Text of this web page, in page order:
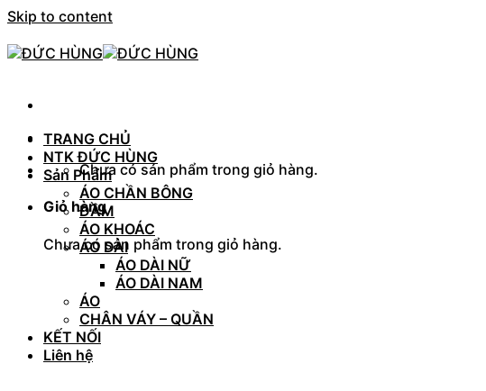
Skip to content
Chưa có sản phẩm trong giỏ hàng.
Giỏ hàng
Chưa có sản phẩm trong giỏ hàng.
TRANG CHỦ
NTK ĐỨC HÙNG
Sản Phẩm
ÁO CHẦN BÔNG
ĐẦM
ÁO KHOÁC
ÁO DÀI
ÁO DÀI NỮ
ÁO DÀI NAM
ÁO
CHÂN VÁY – QUẦN
KẾT NỐI
Liên hệ